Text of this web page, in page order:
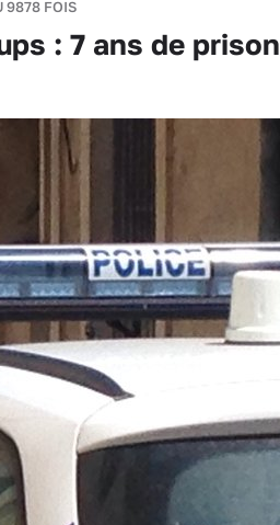
9878 FOIS
: 7 ans de prison